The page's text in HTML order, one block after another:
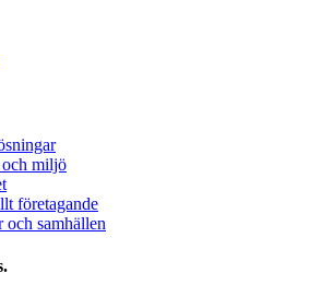
miljö
företagande
och samhällen